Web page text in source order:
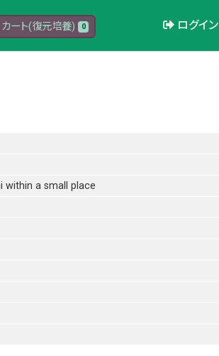
カート(復元培養) 0 ログイン
within a small place